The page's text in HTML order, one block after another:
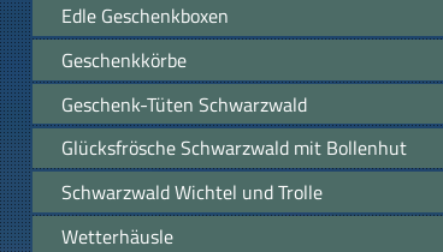
Edle Geschenkboxen
Geschenkkörbe
Geschenk-Tüten Schwarzwald
Glücksfrösche Schwarzwald mit Bollenhut
Schwarzwald Wichtel und Trolle
Wetterhäusle